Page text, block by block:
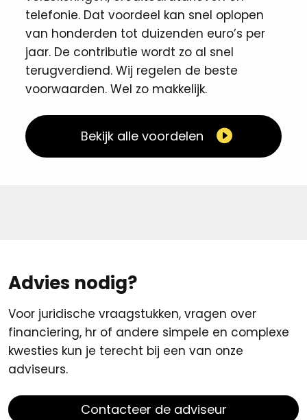
telefonie. Dat voordeel kan snel oplopen
van honderden tot duizenden euro’s per
jaar. De contributie wordt zo al snel
terugverdiend. Wij regelen de beste
voorwaarden. Wel zo makkelijk. ​
Bekijk alle voordelen
Advies nodig?
Voor juridische vraagstukken, vragen over
financiering, hr of andere simpele en complexe
kwesties kun je terecht bij een van onze
adviseurs.
Contacteer de adviseur